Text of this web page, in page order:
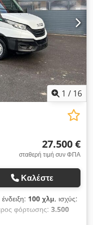
ταχύτητας
στάθμευσης
1 / 16
27.500 €
σταθερή τιμή συν ΦΠΑ
Καλέστε
100 χλμ, ισχύς:
φόρτωσης: 3.500